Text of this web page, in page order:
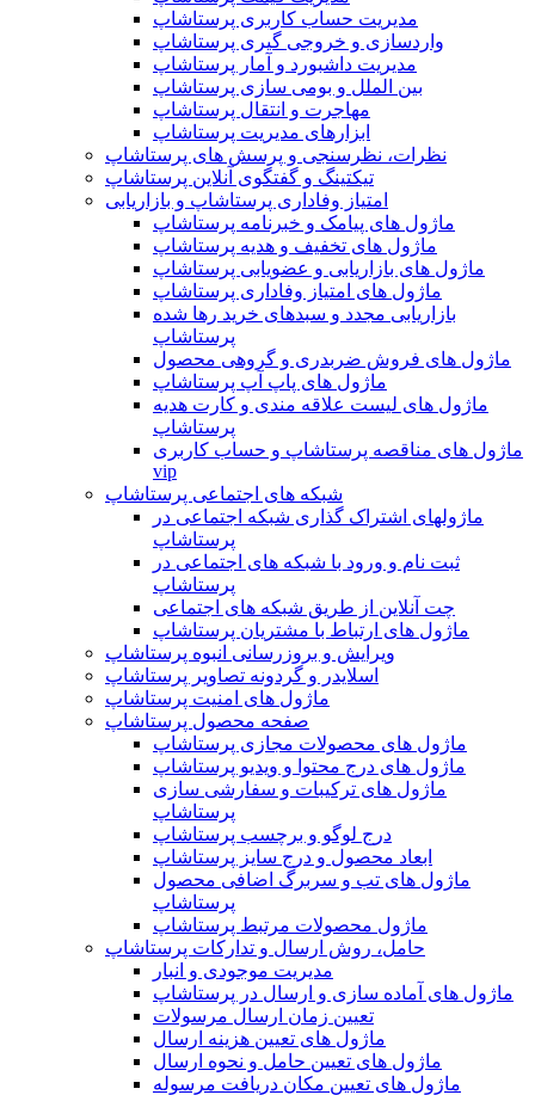
مدیریت حساب کاربری پرستاشاپ
واردسازی و خروجی گیری پرستاشاپ
مدیریت داشبورد و آمار پرستاشاپ
بین الملل و بومی سازی پرستاشاپ
مهاجرت و انتقال پرستاشاپ
ابزارهای مدیریت پرستاشاپ
نظرات، نظرسنجی و پرسش های پرستاشاپ
تیکتینگ و گفتگوی آنلاین پرستاشاپ
امتیاز وفاداری پرستاشاپ و بازاریابی
ماژول های پیامک و خبرنامه پرستاشاپ
ماژول های تخفیف و هدیه پرستاشاپ
ماژول های بازاریابی و عضویابی پرستاشاپ
ماژول های امتیاز وفاداری پرستاشاپ
بازاریابی مجدد و سبدهای خرید رها شده
پرستاشاپ
ماژول های فروش ضربدری و گروهی محصول
ماژول های پاپ آپ پرستاشاپ
ماژول های لیست علاقه مندی و کارت هدیه
پرستاشاپ
ماژول های مناقصه پرستاشاپ و حساب کاربری
vip
شبکه های اجتماعی پرستاشاپ
ماژولهای اشتراک‌ گذاری شبکه اجتماعی در
پرستاشاپ
ثبت نام و ورود با شبکه های اجتماعی در
پرستاشاپ
چت آنلاین از طریق شبکه های اجتماعی
ماژول های ارتباط با مشتریان پرستاشاپ
ویرایش و بروزرسانی انبوه پرستاشاپ
اسلایدر و گردونه تصاویر پرستاشاپ
ماژول های امنیت پرستاشاپ
صفحه محصول پرستاشاپ
ماژول های محصولات مجازی پرستاشاپ
ماژول های درج محتوا و ویدیو پرستاشاپ
ماژول های ترکیبات و سفارشی سازی
پرستاشاپ
درج لوگو و برچسب پرستاشاپ
ابعاد محصول و درج سایز پرستاشاپ
ماژول های تب و سربرگ اضافی محصول
پرستاشاپ
ماژول محصولات مرتبط پرستاشاپ
حامل، روش ارسال و تدارکات پرستاشاپ
مدیریت موجودی و انبار
ماژول های آماده سازی و ارسال در پرستاشاپ
تعیین زمان ارسال مرسولات
ماژول های تعیین هزینه ارسال
ماژول های تعیین حامل و نحوه ارسال
ماژول های تعیین مکان دریافت مرسوله